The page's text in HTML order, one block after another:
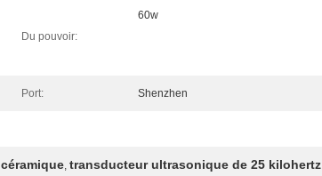
Du pouvoir:
60w
Port: Shenzhen
, transducteur ultrasonique de 25 kilohertz